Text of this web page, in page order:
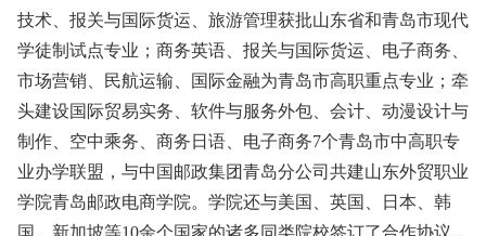
技术、报关与国际货运、旅游管理获批山东省和青岛市现代
学徒制试点专业；商务英语、报关与国际货运、电子商务、
市场营销、民航运输、国际金融为青岛市高职重点专业；牵
头建设国际贸易实务、软件与服务外包、会计、动漫设计与
制作、空中乘务、商务日语、电子商务7个青岛市中高职专
业办学联盟，与中国邮政集团青岛分公司共建山东外贸职业
学院青岛邮政电商学院。学院还与美国、英国、日本、韩
国、新加坡等10余个国家的诸多同类院校签订了合作协议，